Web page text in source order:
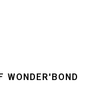
WONDER'BOND